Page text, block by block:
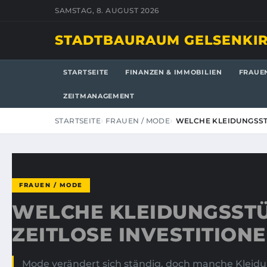
SAMSTAG, 8. AUGUST 2026
STADTBAURAUM
STARTSEITE FINANZEN & IMMOBILIEN
ZEITMANAGEMENT
STARTSEITE FRAUEN / MODE WELCHE
FRAUEN / MODE
WELCHE
ZEITLOSE
Mode verändert sich ständig, doch manche